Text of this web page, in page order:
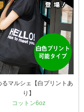
るマルシェ【白プリントあ
り】
コットン6oz